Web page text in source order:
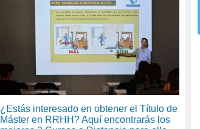
¿Estás interesado en obtener el Título de
Máster en RRHH? Aquí encontrarás los